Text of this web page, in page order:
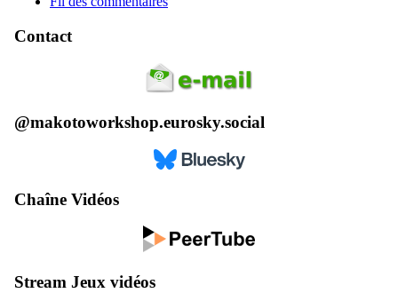
Contact
@makotoworkshop.eurosky.social
Chaîne Vidéos
Stream Jeux vidéos